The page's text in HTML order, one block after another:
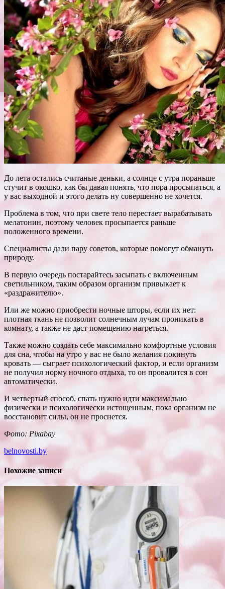
До лета остались считаные деньки, а солнце с утра пораньше
стучит в окошко, как бы давая понять, что пора просыпаться, а
у вас выходной и этого делать ну совершенно не хочется.
Проблема в том, что при свете тело перестает вырабатывать
мелатонин, поэтому человек просыпается раньше
положенного времени.
Специалисты дали пару советов, которые помогут обмануть
природу.
В первую очередь постарайтесь засыпать с включенным
светильником, таким образом организм привыкает к
«раздражителю».
Или же можно приобрести ночные шторы, если их нет:
плотная ткань не позволит солнечным лучам проникать в
комнату, а также не даст помещению нагреться.
Также можно создать себе максимально комфортные условия
для сна, чтобы на утро у вас не было желания покинуть
кровать — сыграет психологический фактор, и если организм
не получил норму ночного отдыха, то он провалится в сон
автоматически.
И четвертый способ, спать нужно идти максимально
физически и психологически истощенным, пока организм не
восстановит силы, он не проснется.
Фото: Pixabay
belnovosti.by
Похожие записи